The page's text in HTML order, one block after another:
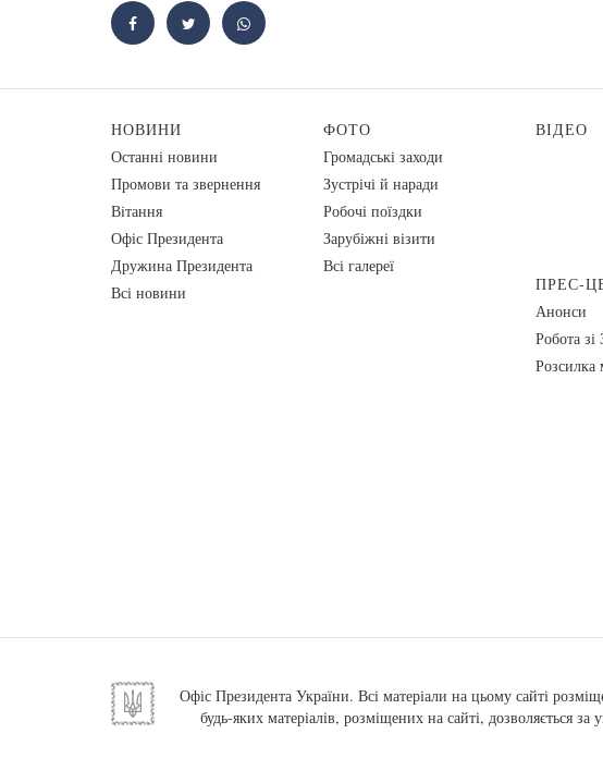
НОВИНИ
Останні новини
Промови та звернення
Вiтання
Офіс Президента
Дружина Президента
Всі новини
ФОТО
Громадські заходи
Зустрічі й наради
Робочі поїздки
Зарубіжні візити
Всі галереї
ВІДЕО
ПРЕС-
Анонси
Робота зі
Розсилка
Офіс Президента України. Всі матеріали на цьому сайті
будь-яких матеріалів, розміщених на сайті, дозволяється